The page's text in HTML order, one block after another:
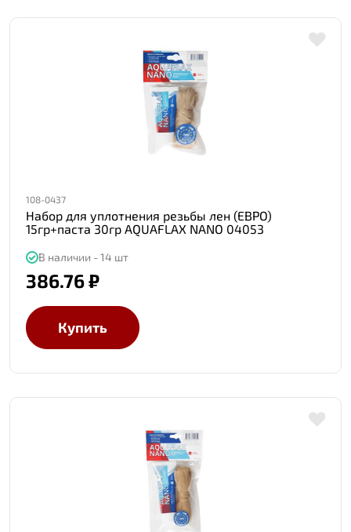
108-0437
Набор для уплотнения резьбы лен (ЕВРО)
15гр+паста 30гр AQUAFLAX NANO 04053
В наличии - 14 шт
386.76 ₽
Купить